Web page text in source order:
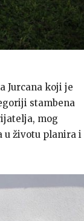
Jurcana koji je
stambena
mog
u životu planira i